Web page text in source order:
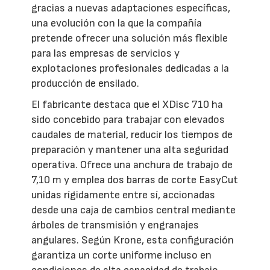
gracias a nuevas adaptaciones específicas,
una evolución con la que la compañía
pretende ofrecer una solución más flexible
para las empresas de servicios y
explotaciones profesionales dedicadas a la
producción de ensilado.
El fabricante destaca que el XDisc 710 ha
sido concebido para trabajar con elevados
caudales de material, reducir los tiempos de
preparación y mantener una alta seguridad
operativa. Ofrece una anchura de trabajo de
7,10 m y emplea dos barras de corte EasyCut
unidas rígidamente entre sí, accionadas
desde una caja de cambios central mediante
árboles de transmisión y engranajes
angulares. Según Krone, esta configuración
garantiza un corte uniforme incluso en